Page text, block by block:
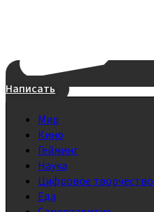
Написать
Мир
Кино
Гейминг
Наука
Цифровое творчество
Еда